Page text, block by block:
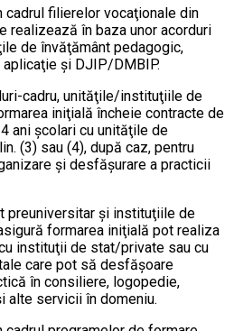
cadrul filierelor vocaţionale din
realizează în baza unor acorduri
de învăţământ pedagogic,
şi DJIP/DMBIP.
cadru, unităţile/instituţiile de
iniţială încheie contracte de
ani şcolari cu unităţile de
(3) sau (4), după caz, pentru
şi desfăşurare a practicii
preuniversitar şi instituţiile de
formarea iniţială pot realiza
instituţii de stat/private sau cu
care pot să desfăşoare
în consiliere, logopedie,
alte servicii în domeniu.